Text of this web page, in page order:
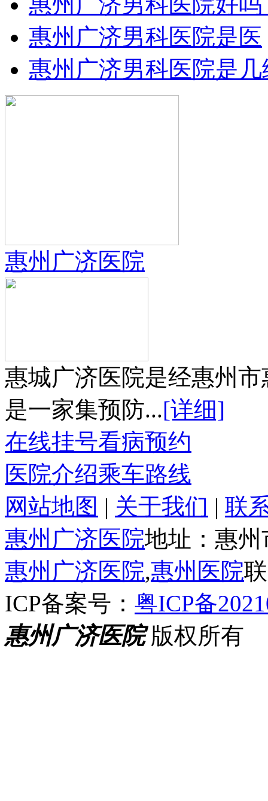
惠州广济男科医院是医
惠州广济男科医院是几
惠州广济医院
惠城广济医院是经惠州
是一家集预防...[详细]
在线挂号看病预约
医院介绍乘车路线
网站地图 | 关于我们 | 联
惠州广济医院地址：惠
惠州广济医院,惠州医院
ICP备案号： 粤ICP备
惠州广济医院版权所有